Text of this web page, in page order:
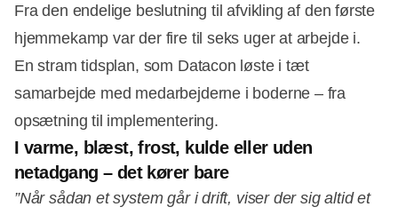
Fra den endelige beslutning til afvikling af den første
hjemmekamp var der fire til seks uger at arbejde i.
En stram tidsplan, som Datacon løste i tæt
samarbejde med medarbejderne i boderne – fra
opsætning til implementering.
I varme, blæst, frost, kulde eller uden
netadgang – det kører bare
”Når sådan et system går i drift, viser der sig altid et